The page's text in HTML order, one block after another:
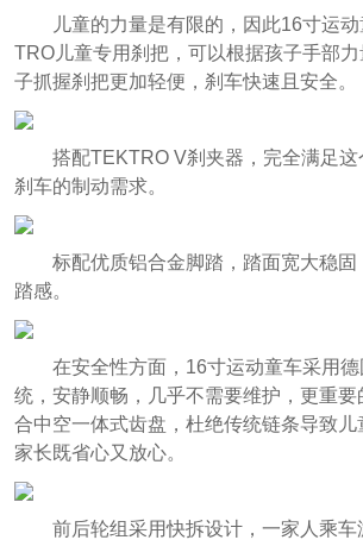
儿童的力量是有限的，因此16寸运
TRO儿童专用刹把，可以根据孩子手部
子抓握刹把更加轻便，刹车快速且安全。
搭配TEKTRO V刹夹器，完全满足
刹车的制动需求。
标配优质铝合金脚踏，踏面宽大稳固
踏感。
在安全性方面，16寸运动童车采用
统，安静顺畅，几乎不需要维护，更重
合中空一体式齿盘，杜绝传统链条导致儿
家长既省心又放心。
前后轮组采用快拆设计，一家人乘车